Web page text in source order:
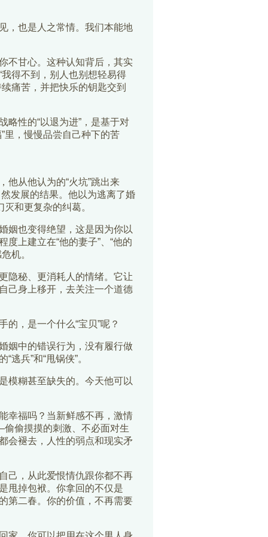
，也是人之常情。我们本能地
不甘心。这种认知背后，其实
得不到，别人也别想轻易得
痛苦，并把快乐的钥匙交到
略性的“以退为进”，是基于对
里，慢慢品尝自己种下的苦
他从他认为的“火坑”跳出来
发展的结果。他以为逃离了婚
和更复杂的纠葛。
姻也变得绝望，这是因为你以
上建立在“他的妻子”、“他的
机。
隐秘、更消耗人的情绪。它让
己身上移开，去关注一个道德
，是一个什么“宝贝”呢？
姻中的错误行为，没有履行做
兵”和“甩锅侠”。
模糊甚至缺失的。今天他可以
幸福吗？当新鲜感不再，激情
偷摸摸的刺激、不必面对生
会褪去，人性的弱点和现实矛
己，从此爱恨情仇跟你都不再
甩掉包袱。你拿回的不仅是
第二春。你的价值，不再需要